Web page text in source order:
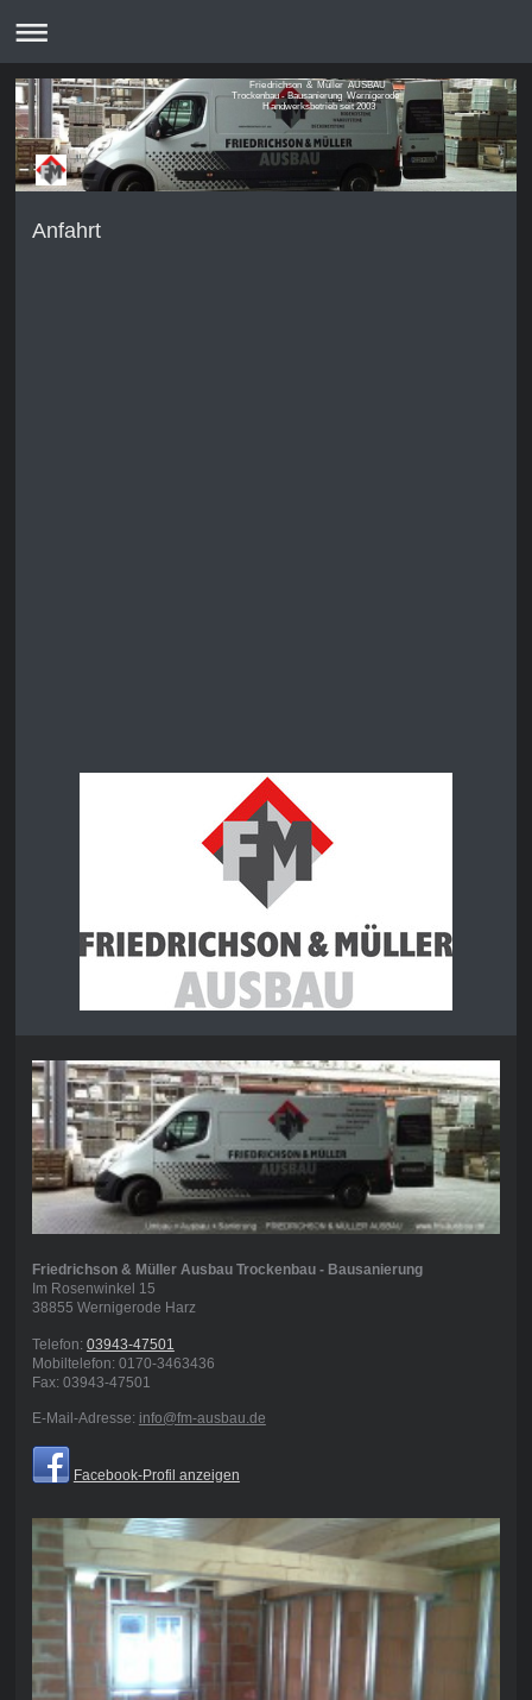
Friedrichson & Müller AUSBAU
Trockenbau - Bausanierung Wernigerode
Handwerksbetrieb seit 2003
Anfahrt
Friedrichson & Müller Ausbau Trockenbau - Bausanierung
Im Rosenwinkel 15
38855 Wernigerode Harz
Telefon: 03943-47501
Mobiltelefon: 0170-3463436
Fax: 03943-47501
E-Mail-Adresse: info@fm-ausbau.de
Facebook-Profil anzeigen